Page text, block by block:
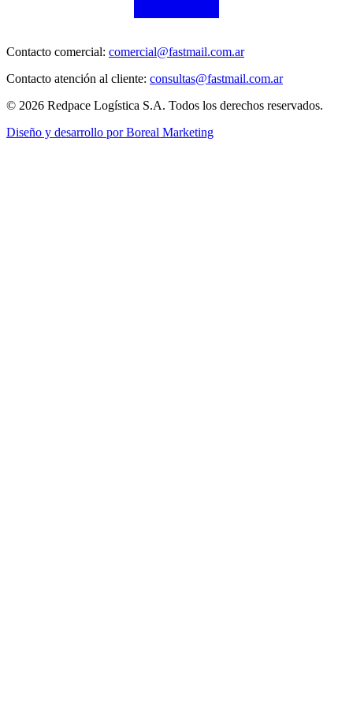
Contacto comercial: comercial@fastmail.com.ar
Contacto atención al cliente: consultas@fastmail.com.ar
© 2026 Redpace Logística S.A. Todos los derechos reservados.
Diseño y desarrollo por Boreal Marketing